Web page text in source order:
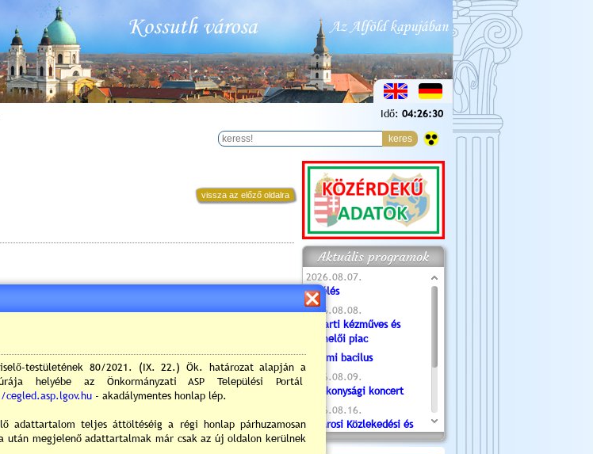
Idő: 04:26:32
vissza az előző oldalra
Aktuális programok
2026.08.07.
Túlélés
2026.08.08.
Tóparti kézműves és
termelői piac
Valami bacilus
2026.08.09.
Jótékonysági koncert
2026.08.16.
Újvárosi Közlekedési és
Sportnap